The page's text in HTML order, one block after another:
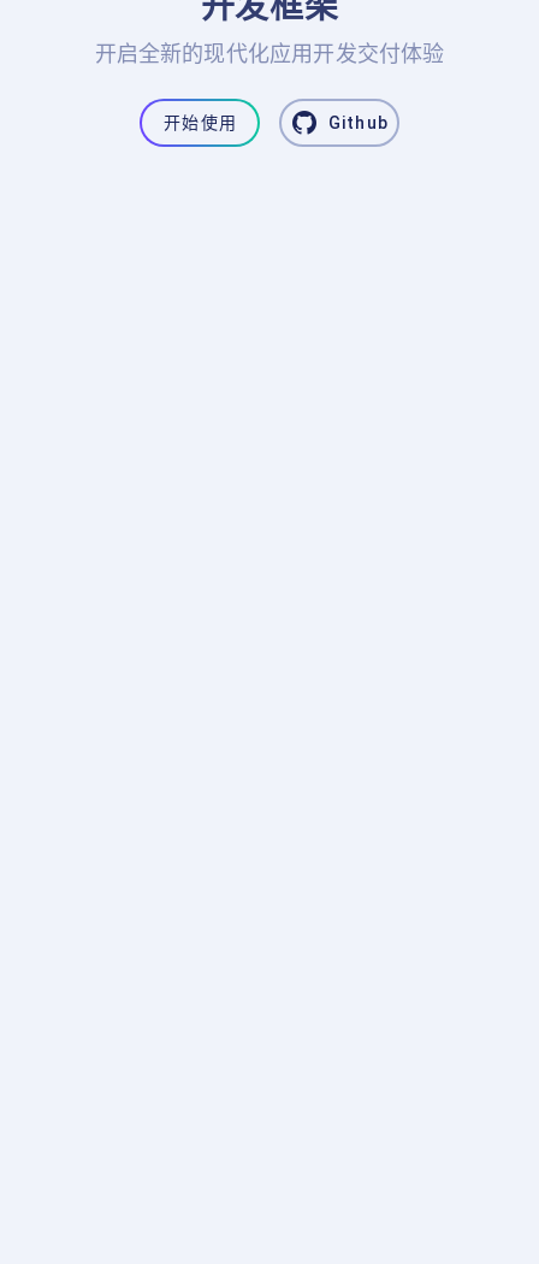
开启全新的现代化应用开发交付体验
开始使用 Github